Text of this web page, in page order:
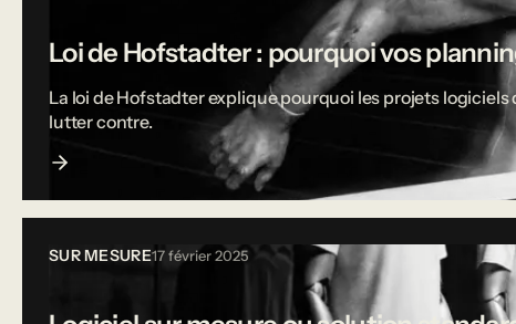
Loi de Hofstadter : pourquoi vos
La loi de Hofstadter explique pourquoi les projets
lutter contre.
SUR MESURE17 février 2025